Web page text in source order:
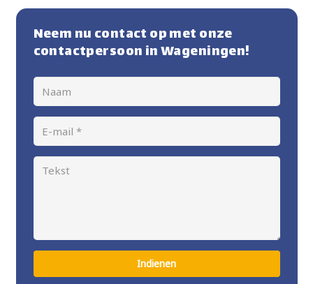
Neem nu contact op met onze
contactpersoon in Wageningen!
Indienen